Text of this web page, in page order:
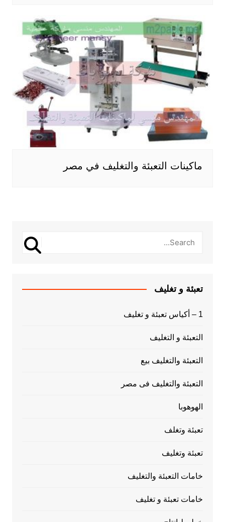
ماكينات التعبئة والتغليف في مصر
تعبئة و تغليف
1 – أكياس تعبئة و تغليف
التعبئة و التغليف
التعبئة والتغليف بيع
التعبئة والتغليف فى مصر
الهوهوبا
تعبئة وتغلف
تعبئة وتغليف
خامات التعبئة والتغليف
خامات تعبئة و تغليف